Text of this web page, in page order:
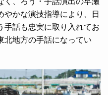
かな演技指導により、日
手話も忠実に取り入れてお
北地方の手話になってい